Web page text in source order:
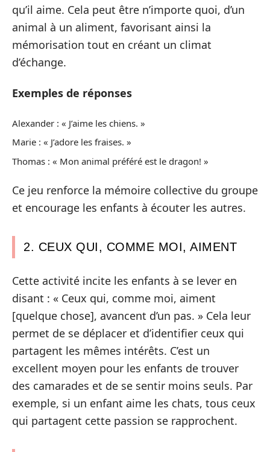
qu’il aime. Cela peut être n’importe quoi, d’un
animal à un aliment, favorisant ainsi la
mémorisation tout en créant un climat
d’échange.
Exemples de réponses
Alexander : « J’aime les chiens. »
Marie : « J’adore les fraises. »
Thomas : « Mon animal préféré est le dragon! »
Ce jeu renforce la mémoire collective du groupe
et encourage les enfants à écouter les autres.
2. CEUX QUI, COMME MOI, AIMENT
Cette activité incite les enfants à se lever en
disant : « Ceux qui, comme moi, aiment
[quelque chose], avancent d’un pas. » Cela leur
permet de se déplacer et d’identifier ceux qui
partagent les mêmes intérêts. C’est un
excellent moyen pour les enfants de trouver
des camarades et de se sentir moins seuls. Par
exemple, si un enfant aime les chats, tous ceux
qui partagent cette passion se rapprochent.